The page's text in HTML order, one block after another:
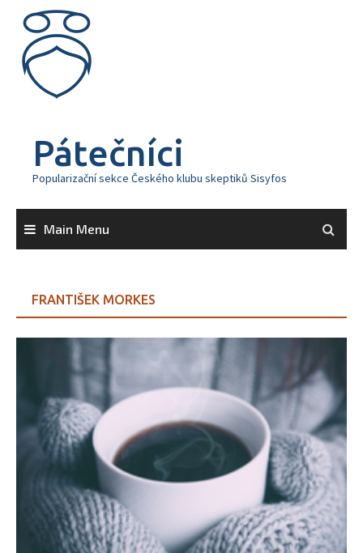
content
Pátečníci
Popularizační sekce Českého klubu skeptiků Sisyfos
Main Menu
FRANTIŠEK MORKES